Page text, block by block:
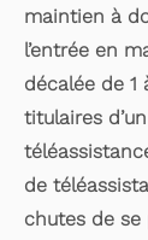
maintien à
l’entrée en
décalée de 1
titulaires
de
chutes de